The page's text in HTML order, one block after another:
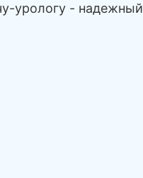
урологу - надежный